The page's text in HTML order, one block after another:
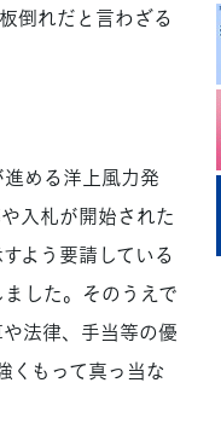
倒れだと言わざる
める洋上風力発
入札が開始された
よう要請している
した。そのうえで
法律、手当等の優
くもって真っ当な